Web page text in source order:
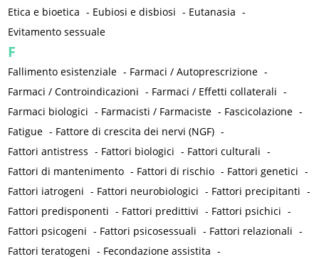
Etica e bioetica - Eubiosi e disbiosi - Eutanasia -
Evitamento sessuale
F
Fallimento esistenziale - Farmaci / Autoprescrizione -
Farmaci / Controindicazioni - Farmaci / Effetti collaterali -
Farmaci biologici - Farmacisti / Farmaciste - Fascicolazione -
Fatigue - Fattore di crescita dei nervi (NGF) -
Fattori antistress - Fattori biologici - Fattori culturali -
Fattori di mantenimento - Fattori di rischio - Fattori genetici -
Fattori iatrogeni - Fattori neurobiologici - Fattori precipitanti -
Fattori predisponenti - Fattori predittivi - Fattori psichici -
Fattori psicogeni - Fattori psicosessuali - Fattori relazionali -
Fattori teratogeni - Fecondazione assistita -